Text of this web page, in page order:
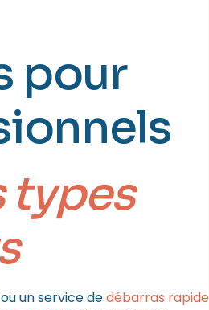
pour
types
un service dedébarras rapide